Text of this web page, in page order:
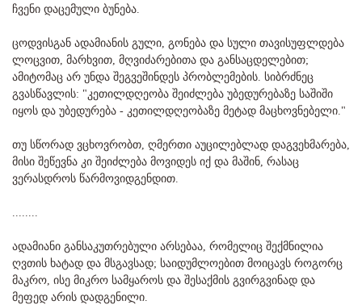
ჩვენი დაცემული ბუნება.
ცოდვისგან ადამიანის გული, გონება და სული თავისუფლდება
ლოცვით, მარხვით, მღვიძარებითა და განსაცდელებით;
ამიტომაც არ უნდა შეგვეშინდეს პრობლემების. სიბრძნეც
გვასწავლის: "კეთილდღეობა შეიძლება უბედურებაზე საშიში
იყოს და უბედურება - კეთილდღეობაზე მეტად მაცხოვნებელი."
თუ სწორად ვცხოვრობთ, ღმერთი აუცილებლად დაგვეხმარება,
მისი შეწევნა კი შეიძლება მოვიდეს იქ და მაშინ, რასაც
ვერასდროს წარმოვიდგენდით.
ადამიანი განსაკუთრებული არსებაა, რომელიც შექმნილია
ღვთის ხატად და მსგავსად; საიდუმლოებით მოიცავს როგორც
მაკრო, ისე მიკრო სამყაროს და შესაქმის გვირგვინად და
მეფედ არის დადგენილი.